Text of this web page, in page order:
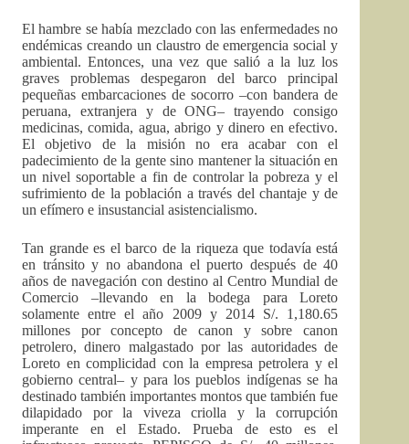
El hambre se había mezclado con las enfermedades no
endémicas creando un claustro de emergencia social y
ambiental. Entonces, una vez que salió a la luz los
graves problemas despegaron del barco principal
pequeñas embarcaciones de socorro –con bandera de
peruana, extranjera y de ONG– trayendo consigo
medicinas, comida, agua, abrigo y dinero en efectivo.
El objetivo de la misión no era acabar con el
padecimiento de la gente sino mantener la situación en
un nivel soportable a fin de controlar la pobreza y el
sufrimiento de la población a través del chantaje y de
un efímero e insustancial asistencialismo.
Tan grande es el barco de la riqueza que todavía está
en tránsito y no abandona el puerto después de 40
años de navegación con destino al Centro Mundial de
Comercio –llevando en la bodega para Loreto
solamente entre el año 2009 y 2014 S/. 1,180.65
millones por concepto de canon y sobre canon
petrolero, dinero malgastado por las autoridades de
Loreto en complicidad con la empresa petrolera y el
gobierno central– y para los pueblos indígenas se ha
destinado también importantes montos que también fue
dilapidado por la viveza criolla y la corrupción
imperante en el Estado. Prueba de esto es el